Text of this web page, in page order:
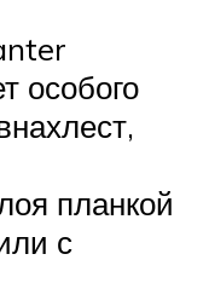
особого
планкой
с